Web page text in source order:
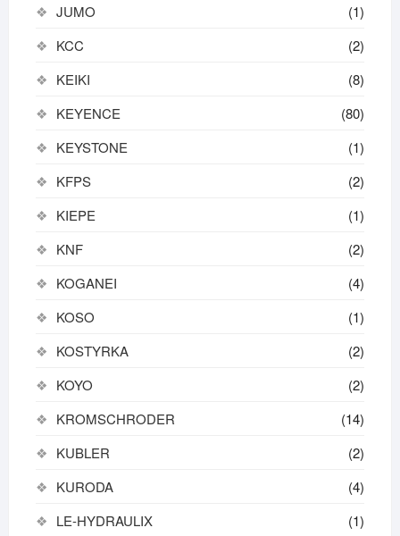
JUMO
(1)
KCC
(2)
KEIKI
(8)
KEYENCE
(80)
KEYSTONE
(1)
KFPS
(2)
KIEPE
(1)
KNF
(2)
KOGANEI
(4)
KOSO
(1)
KOSTYRKA
(2)
KOYO
(2)
KROMSCHRODER
(14)
KUBLER
(2)
KURODA
(4)
LE-HYDRAULIX
(1)